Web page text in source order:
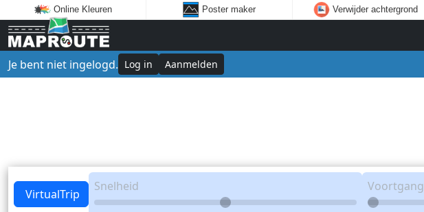
Online Kleuren Poster maker Verwijder achtergrond
Je bent niet ingelogd. Log in Aanmelden
VirtualTrip
Snelheid Voortgang